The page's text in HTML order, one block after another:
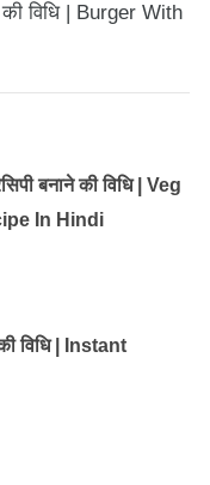
विधि | Burger With
बनाने की विधि | Veg
In Hindi
विधि | Instant